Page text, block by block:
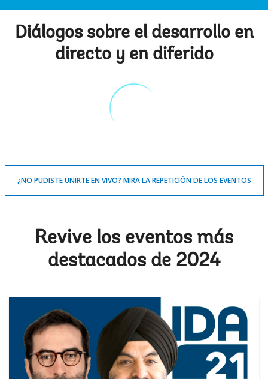
Diálogos sobre el desarrollo en
directo y en diferido
¿NO PUDISTE UNIRTE EN VIVO? MIRA LA REPETICIÓN DE LOS EVENTOS
Revive los eventos más
destacados de 2024